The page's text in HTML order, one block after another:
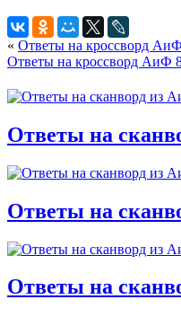
« Ответы на кроссворд
Ответы на кроссворд АиФ
Ответы на
Ответы на
Ответы на